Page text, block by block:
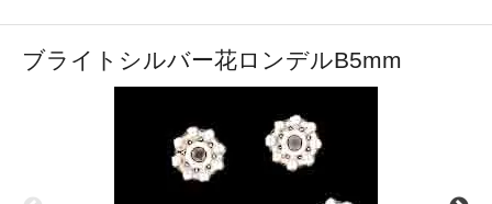
ブライトシルバー花ロンデルB5mm